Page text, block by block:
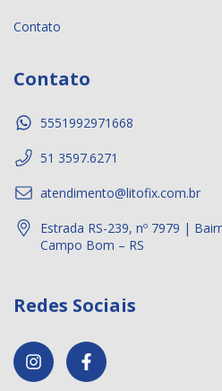
Contato
Contato
5551992971668
51 3597.6271
atendimento@litofix.com.br
Estrada RS-239, nº 7979 |
Campo Bom – RS
Redes Sociais